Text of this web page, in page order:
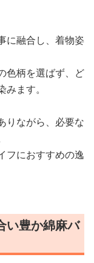
に融合し、着物姿
色柄を選ばず、ど
ます。
りながら、必要な
フにおすすめの逸
い豊か綿麻バ